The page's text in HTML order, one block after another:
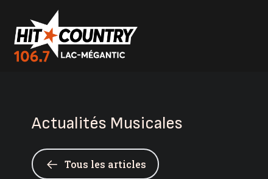
Actualités Musicales
Tous les articles